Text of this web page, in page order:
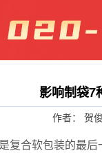
影响制袋7
作者： 贺
复合软包装的最